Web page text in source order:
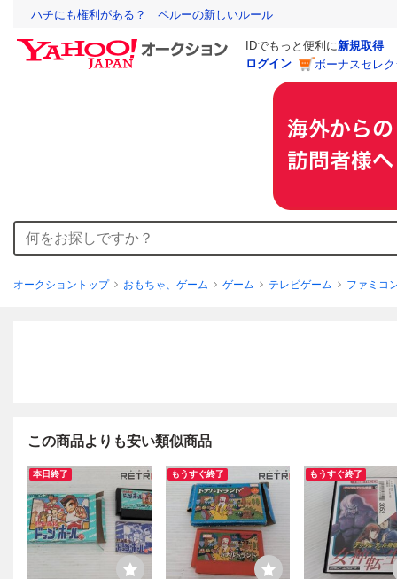
ハチにも権利がある？ ペルーの新しいルール
IDでもっと便利に新規取得
ログイン
ボーナスセレ
オークショントップ おもちゃ、ゲーム ゲーム テレビゲーム ファミコ
この商品よりも安い類似商品
本日終了 もうすぐ終了 もうすぐ終了